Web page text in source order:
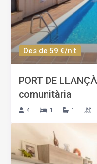
Des de 59 €/nit
PORT DE
comunitària
4 1 1